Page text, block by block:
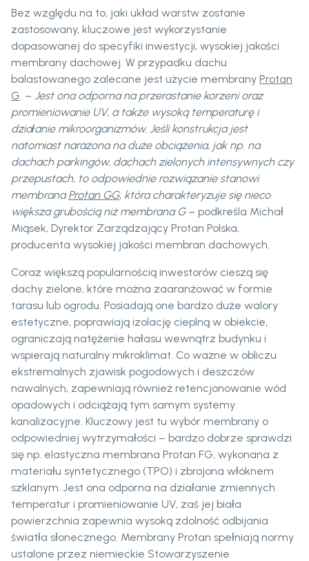
Bez względu na to, jaki układ warstw zostanie
zastosowany, kluczowe jest wykorzystanie
dopasowanej do specyfiki inwestycji, wysokiej jakości
membrany dachowej. W przypadku dachu
balastowanego zalecane jest użycie membrany Protan
G. – Jest ona odporna na przerastanie korzeni oraz
promieniowanie UV, a także wysoką temperaturę i
działanie mikroorganizmów. Jeśli konstrukcja jest
natomiast narażona na duże obciążenia, jak np. na
dachach parkingów, dachach zielonych intensywnych czy
przepustach, to odpowiednie rozwiązanie stanowi
membranaProtan GG, która charakteryzuje się nieco
większa grubością niż membrana G – podkreśla Michał
Miąsek, Dyrektor Zarządzający Protan Polska,
producenta wysokiej jakości membran dachowych.
Coraz większą popularnością inwestorów cieszą się
dachy zielone, które można zaaranżować w formie
tarasu lub ogrodu. Posiadają one bardzo duże walory
estetyczne, poprawiają izolację cieplną w obiekcie,
ograniczają natężenie hałasu wewnątrz budynku i
wspierają naturalny mikroklimat. Co ważne w obliczu
ekstremalnych zjawisk pogodowych i deszczów
nawalnych, zapewniają również retencjonowanie wód
opadowych i odciążają tym samym systemy
kanalizacyjne. Kluczowy jest tu wybór membrany o
odpowiedniej wytrzymałości – bardzo dobrze sprawdzi
się np. elastyczna membrana Protan FG, wykonana z
materiału syntetycznego (TPO) i zbrojona włóknem
szklanym. Jest ona odporna na działanie zmiennych
temperatur i promieniowanie UV, zaś jej biała
powierzchnia zapewnia wysoką zdolność odbijania
światła słonecznego. Membrany Protan spełniają normy
ustalone przez niemieckie Stowarzyszenie